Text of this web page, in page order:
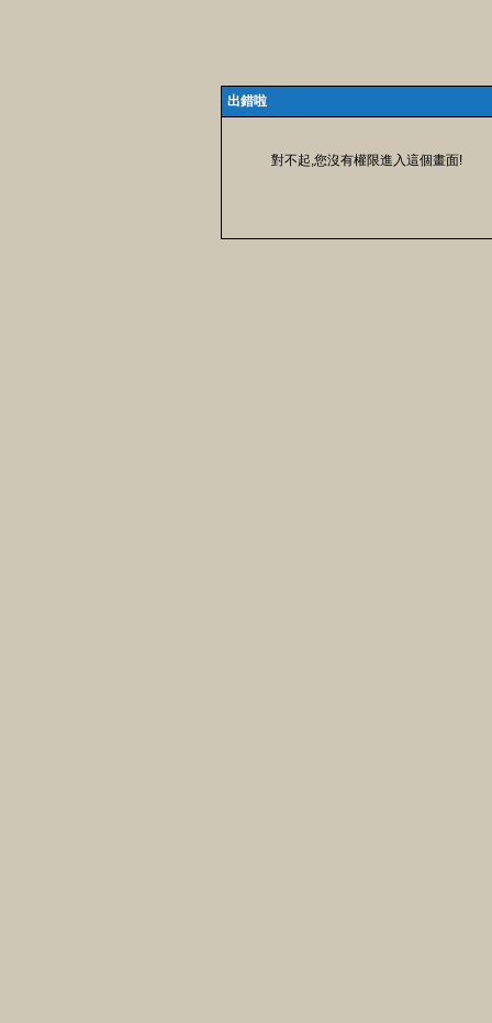
出錯啦
對不起,您沒有權限進入這個畫面!